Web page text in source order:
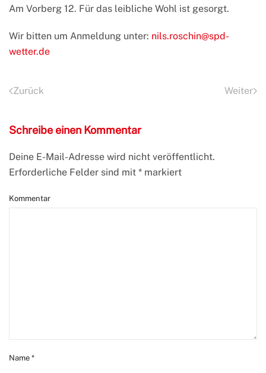
Am Vorberg 12. Für das leibliche Wohl ist gesorgt.
Wir bitten um Anmeldung unter: nils.roschin@spd-
wetter.de
Zurück Weiter
Schreibe einen Kommentar
Deine E-Mail-Adresse wird nicht veröffentlicht.
Erforderliche Felder sind mit * markiert
Kommentar
Name *